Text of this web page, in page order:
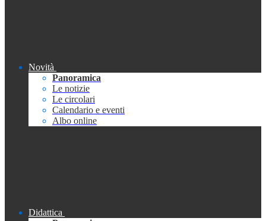
Novità
Panoramica
Le notizie
Le circolari
Calendario e eventi
Albo online
Didattica